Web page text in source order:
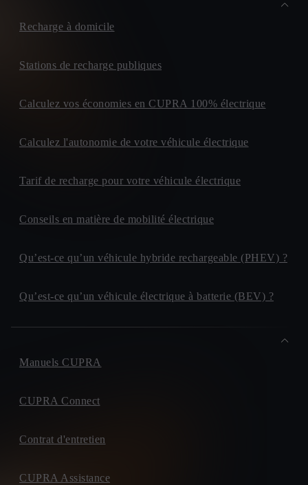
Recharge à domicile
Stations de recharge publiques
Calculez vos économies en CUPRA 100% électrique
Calculez l'autonomie de votre véhicule électrique
Tarif de recharge pour votre véhicule électrique
Conseils en matière de mobilité électrique
Qu’est-ce qu’un véhicule hybride rechargeable (PHEV) ?
Qu’est-ce qu’un véhicule électrique à batterie (BEV) ?
Manuels CUPRA
CUPRA Connect
Contrat d'entretien
CUPRA Assistance